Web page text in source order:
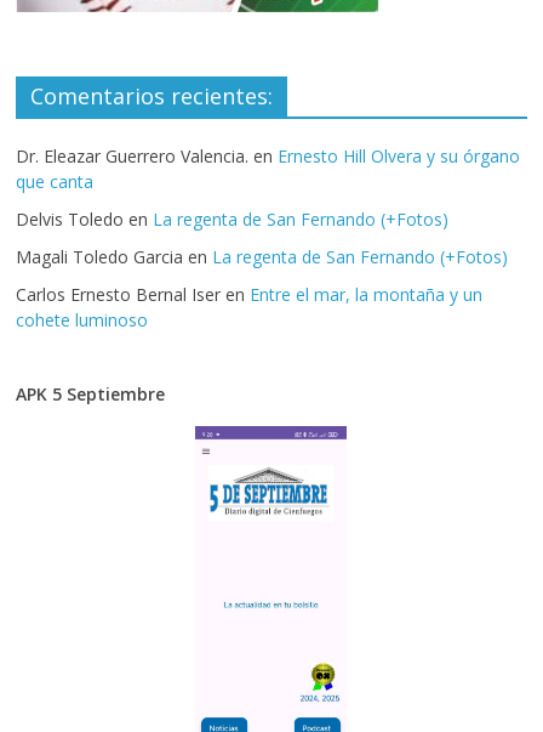
Comentarios recientes:
Dr. Eleazar Guerrero Valencia. en Ernesto Hill Olvera y su órgano
que canta
Delvis Toledo en La regenta de San Fernando (+Fotos)
Magali Toledo Garcia en La regenta de San Fernando (+Fotos)
Carlos Ernesto Bernal Iser en Entre el mar, la montaña y un
cohete luminoso
APK 5 Septiembre